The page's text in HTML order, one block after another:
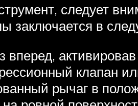
следует
заключается в
вперед,
клапан
рычаг в